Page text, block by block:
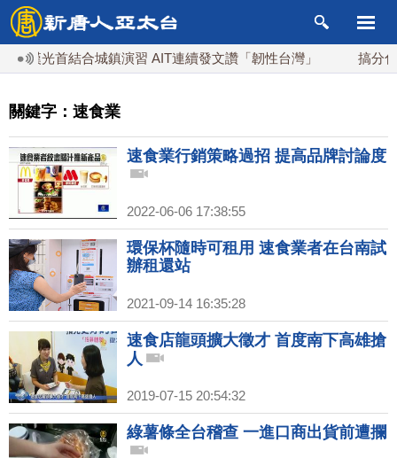
漢光首結合城鎮演習 AIT連續發文讚「韌性台灣」 搞分化
關鍵字：速食業
速食業行銷策略過招 提高品牌討論度
2022-06-06 17:38:55
環保杯隨時可租用 速食業者在台南試
辦租還站
2021-09-14 16:35:28
速食店龍頭擴大徵才 首度南下高雄搶
人
2019-07-15 20:54:32
綠薯條全台稽查 一進口商出貨前遭攔